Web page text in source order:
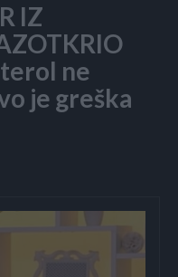
IZ
ne
je greška